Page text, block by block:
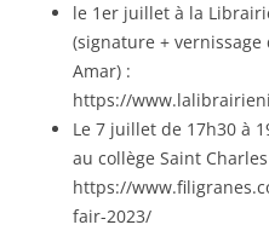
le 1er juillet à la
(signature + vernissage
Amar) :
https://
Le 7 juillet de 17h30 à
au collège Saint
https://
fair-2023/